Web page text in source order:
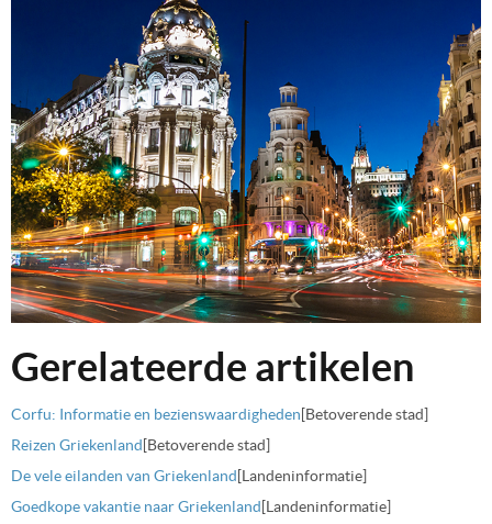
Gerelateerde artikelen
Corfu: Informatie en bezienswaardigheden[Betoverende stad]
Reizen Griekenland[Betoverende stad]
De vele eilanden van Griekenland[Landeninformatie]
Goedkope vakantie naar Griekenland[Landeninformatie]